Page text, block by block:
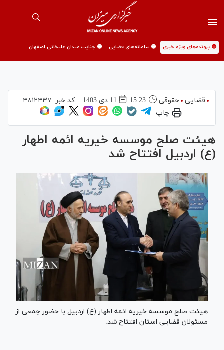
🟡 پرونده‌های ویژه خبری 🟡 سامانه‌های قضایی 🟡 جنایت میدان علیخانی اصفهان
قضایی حقوقی 15:23 11 دی 1403 کد خبر: ۴۸۱۲۴۳۷
چاپ
هیئت صلح موسسه خیریه ائمه اطهار
(ع) اردبیل افتتاح شد
هیئت صلح موسسه خیریه ائمه اطهار (ع) اردبیل با حضور جمعی از
مسئولان قضایی استان افتتاح شد.